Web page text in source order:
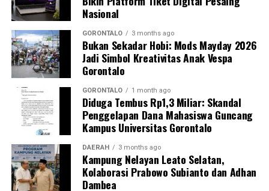
layanan kesehatan primer.
“Kehadiran mahasiswa mempercepat jangkauan skema
active case findingTBC yang dicanangkan pemerintah.
Sinergi multisektor antara perguruan tinggi, dinas
kesehatan, puskesmas, dan pemerintah desa seperti
inilah yang menjadi kunci sukses pembentukan
masyarakat sadar sehat,” jelas Dr. Vivien.
Masyarakat Desa Luwoo menyambut antusias agenda
terpadu ini. Ratusan warga memanfaatkan layanan
pemeriksaan kesehatan gratis sekaligus berkonsultasi
mengenai pola hidup bersih dan sehat (PHBS)
Nasional
GORONTALO 3 months ago
Bukan Sekadar Hobi: Mods Mayday 2026
Jadi Simbol Kreativitas Anak Vespa
Gorontalo
GORONTALO 1 month ago
Diduga Tembus Rp1,3 Miliar: Skandal
Penggelapan Dana Mahasiswa Guncang
Kampus Universitas Gorontalo
DAERAH 3 months ago
Kampung Nelayan Leato Selatan,
Kolaborasi Prabowo Subianto dan Adhan
Dambea